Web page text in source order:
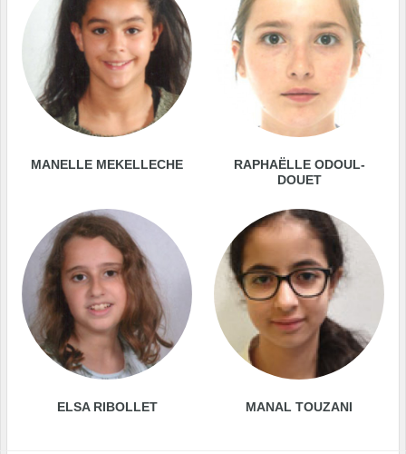
MANELLE MEKELLECHE
RAPHAËLLE ODOUL-
DOUET
ELSA RIBOLLET MANAL TOUZANI